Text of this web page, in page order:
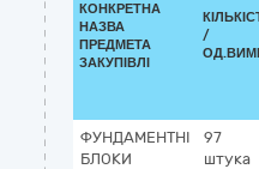
КОНКРЕТНА
НАЗВА
ПРЕДМЕТА
ЗАКУПІВЛІ
/
ФУНДАМЕНТНІ
БЛОКИ
97
штука